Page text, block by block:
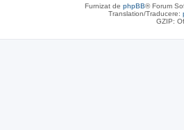
Furnizat de phpBB® Forum
Translation/Traducere:
GZIP: